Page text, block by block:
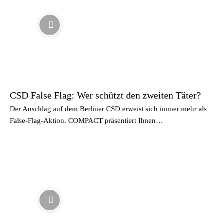
CSD False Flag: Wer schützt den zweiten Täter?
Der Anschlag auf dem Berliner CSD erweist sich immer mehr als
False-Flag-Aktion. COMPACT präsentiert Ihnen…